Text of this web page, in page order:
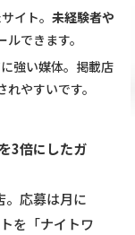
イト。 未経験者や
できます。
強い媒体。掲載店
やすいです。
3倍にしたガ
。応募は月に
を「ナイトワ